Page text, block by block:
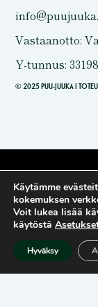
Vastaanotto:
Y-tunnus:
© 2025 PUU-JUUKA I
Euroopan Unioni
rahoitustakolmeen
Matkailukeskus
Käytämme
kokemuksen
Voit lukea lisää
käytöstä
Hyväksy